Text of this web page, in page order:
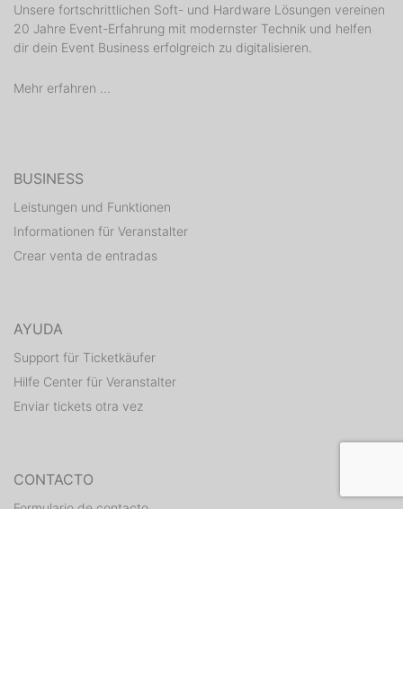
Unsere fortschrittlichen Soft- und Hardware Lösungen vereinen
20 Jahre Event-Erfahrung mit modernster Technik und helfen
dir dein Event Business erfolgreich zu digitalisieren.
Mehr erfahren ...
BUSINESS
Leistungen und Funktionen
Informationen für Veranstalter
Crear venta de entradas
AYUDA
Support für Ticketkäufer
Hilfe Center für Veranstalter
Enviar tickets otra vez
CONTACTO
Formulario de contacto